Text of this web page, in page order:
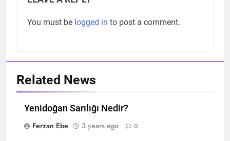
You must be logged in to post a comment.
Related News
Yenidoğan Sarılığı Nedir?
Ferzan Ebe
3 years ago 0